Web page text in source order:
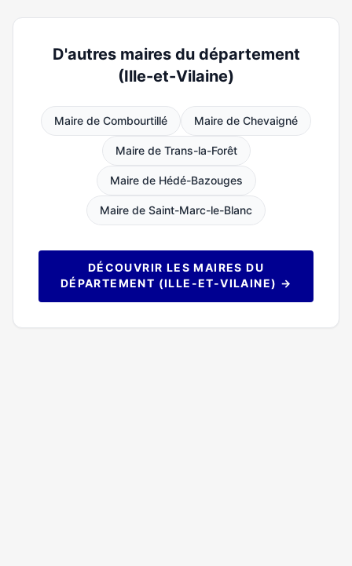
D'autres maires du département
(Ille-et-Vilaine)
Maire de Combourtillé Maire de Chevaigné
Maire de Trans-la-Forêt
Maire de Hédé-Bazouges
Maire de Saint-Marc-le-Blanc
DÉCOUVRIR LES MAIRES DU
DÉPARTEMENT (ILLE-ET-VILAINE) →